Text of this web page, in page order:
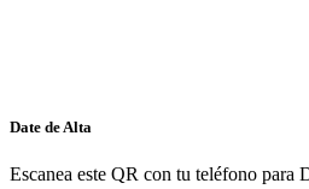
Date de Alta
Escanea este QR con tu teléfono